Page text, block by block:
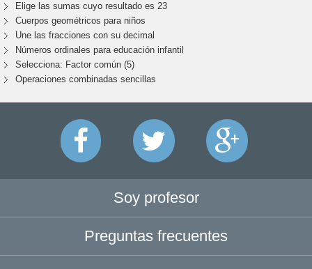
Elige las sumas cuyo resultado es 23
Cuerpos geométricos para niños
Une las fracciones con su decimal
Números ordinales para educación infantil
Selecciona: Factor común (5)
Operaciones combinadas sencillas
Soy profesor
Preguntas frecuentes